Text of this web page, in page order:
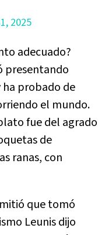
2025
adecuado?
presentando
ha probado de
el mundo.
fue del agrado
de
ranas, con
que tomó
Leunis dijo